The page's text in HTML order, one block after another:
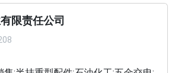
限责任公司